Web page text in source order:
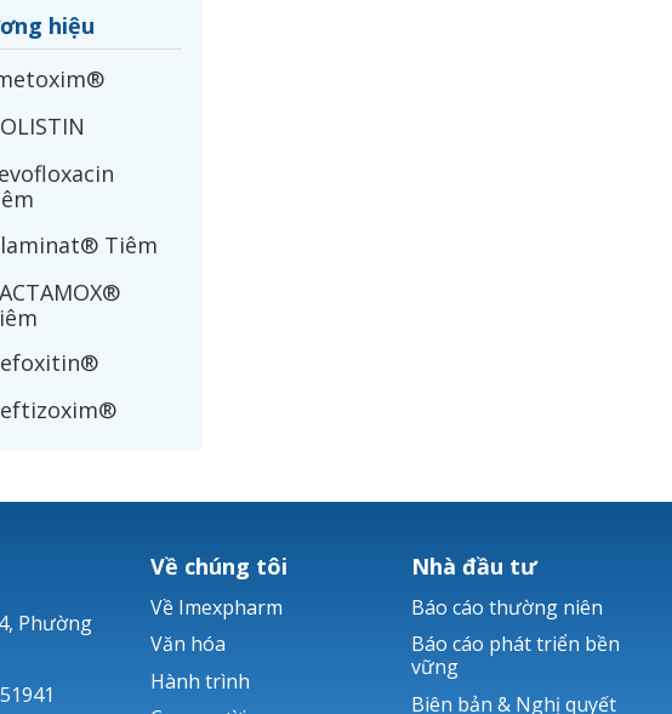
hiệu
Tiêm
Ticarlinat®
Phường
Về chúng tôi
Về Imexpharm
Văn hóa
Hành trình
Nhà đầu tư
Báo cáo thường niên
Báo cáo phát triển bền
vững
Biên bản & Nghị quyết